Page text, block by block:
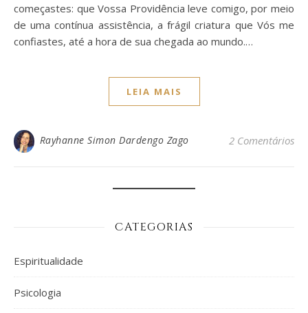
começastes: que Vossa Providência leve comigo, por meio
de uma contínua assistência, a frágil criatura que Vós me
confiastes, até a hora de sua chegada ao mundo.…
LEIA MAIS
Rayhanne Simon Dardengo Zago 2 Comentários
CATEGORIAS
Espiritualidade
Psicologia